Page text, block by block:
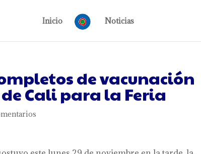
Inicio Noticias
de vacunación
Cali para la Feria